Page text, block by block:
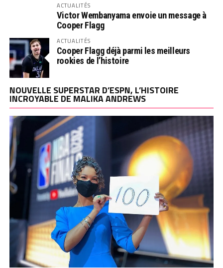
ACTUALITÉS
Victor Wembanyama envoie un message à
Cooper Flagg
ACTUALITÉS
Cooper Flagg déjà parmi les meilleurs
rookies de l’histoire
NOUVELLE SUPERSTAR D’ESPN, L’HISTOIRE
INCROYABLE DE MALIKA ANDREWS